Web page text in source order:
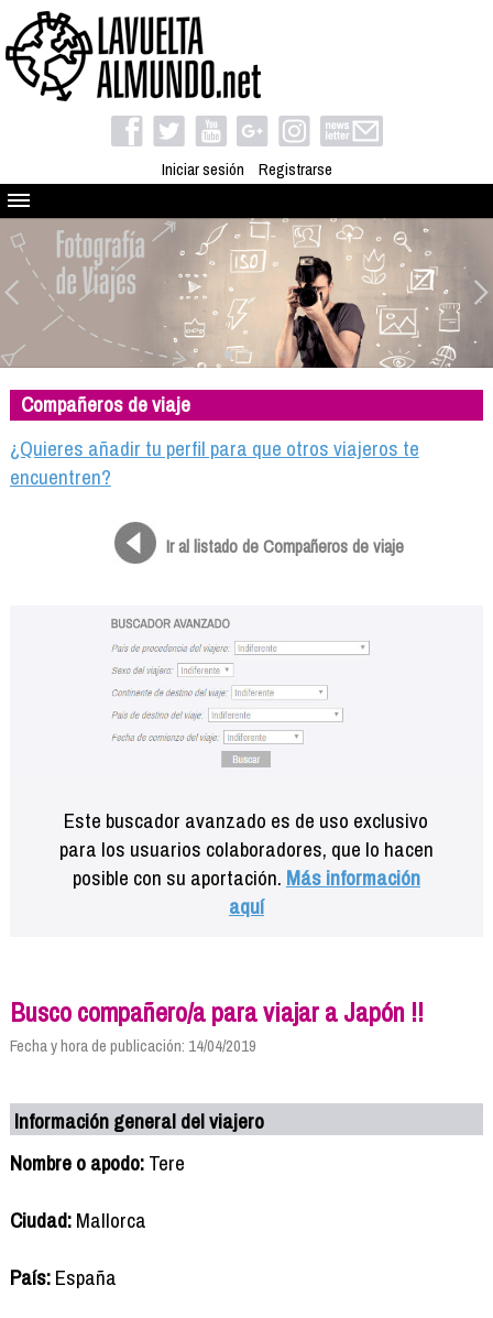
Iniciar sesión Registrarse
Quienes somos
El proyecto
Blog
Viaja con nosotros
Camino solidario
Libros
Compañeros de viaje
Compañeros de viaje
¿Quieres añadir tu perfil para que otros viajeros te
encuentren?
Ir al listado de Compañeros de viaje
Este buscador avanzado es de uso exclusivo
para los usuarios colaboradores, que lo hacen
posible con su aportación. Más información
aquí
Busco compañero/a para viajar a Japón !!
Fecha y hora de publicación: 14/04/2019
Información general del viajero
Nombre o apodo:Tere
Ciudad:Mallorca
País:España